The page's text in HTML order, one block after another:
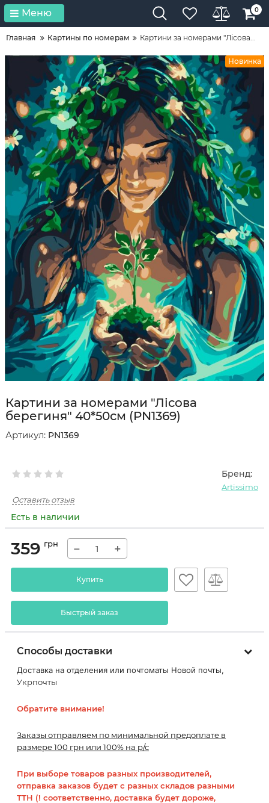
Меню 0
Главная Картины по номерам Картини за номерами "Лісова...
Новинка
Картини за номерами "Лісова
берегиня" 40*50см (PN1369)
Артикул: PN1369
Бренд:
Artissimo
Оставить отзыв
Есть в наличии
359 грн − +
Купить
Быстрый заказ
Способы доставки
Доставка на отделения или почтоматы Новой почты,
Укрпочты
Обратите внимание!
Заказы отправляем по минимальной предоплате в
размере 100 грн или 100% на р/с
При выборе товаров разных производителей,
отправка заказов будет с разных складов разными
ТТН (! соответственно, доставка будет дороже,